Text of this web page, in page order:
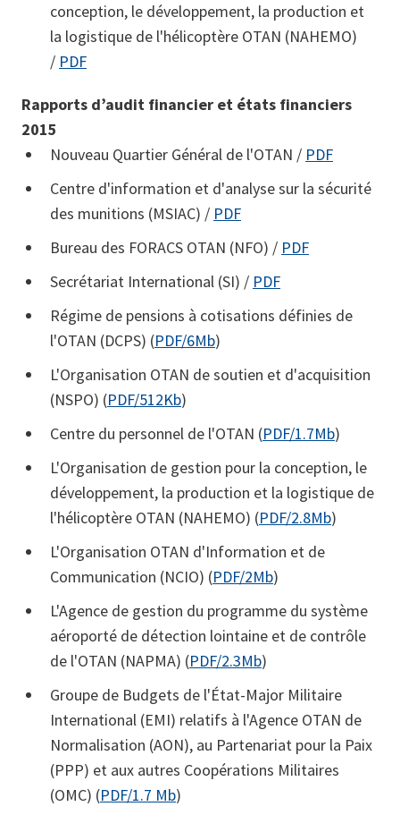
conception, le développement, la production et
la logistique de l'hélicoptère OTAN (NAHEMO)
/ PDF
Rapports d’audit financier et états financiers
2015
Nouveau Quartier Général de l'OTAN / PDF
Centre d'information et d'analyse sur la sécurité
des munitions (MSIAC) / PDF
Bureau des FORACS OTAN (NFO) / PDF
Secrétariat International (SI) / PDF
Régime de pensions à cotisations définies de
l'OTAN (DCPS) (PDF/6Mb)
L'Organisation OTAN de soutien et d'acquisition
(NSPO) (PDF/512Kb)
Centre du personnel de l'OTAN (PDF/1.7Mb)
L'Organisation de gestion pour la conception, le
développement, la production et la logistique de
l'hélicoptère OTAN (NAHEMO) (PDF/2.8Mb)
L'Organisation OTAN d'Information et de
Communication (NCIO) (PDF/2Mb)
L'Agence de gestion du programme du système
aéroporté de détection lointaine et de contrôle
de l'OTAN (NAPMA) (PDF/2.3Mb)
Groupe de Budgets de l'État-Major Militaire
International (EMI) relatifs à l'Agence OTAN de
Normalisation (AON), au Partenariat pour la Paix
(PPP) et aux autres Coopérations Militaires
(OMC) (PDF/1.7 Mb)